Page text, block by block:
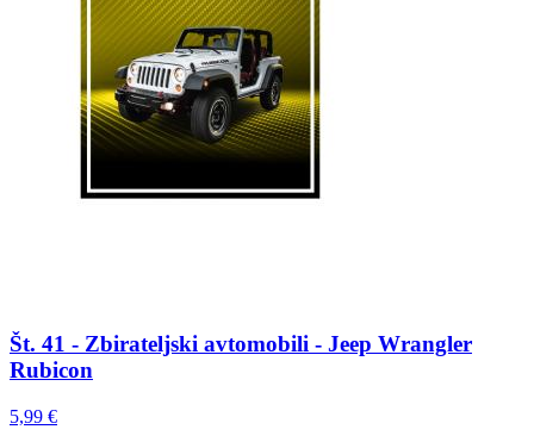
Št. 41 - Zbirateljski avtomobili - Jeep Wrangler
Rubicon
5,99 €